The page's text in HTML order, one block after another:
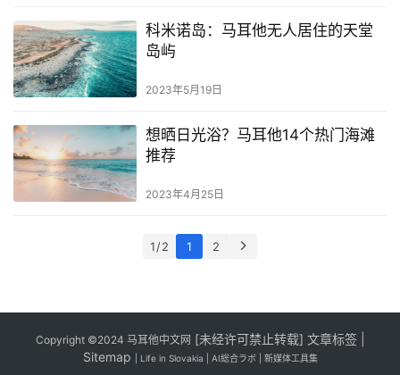
科米诺岛：马耳他无人居住的天堂
岛屿
2023年5月19日
想晒日光浴？马耳他14个热门海滩
推荐
2023年4月25日
1 / 2 1 2
Copyright ©2024 马耳他中文网 [未经许可禁止转载] 文章标签|
Sitemap
Life in Slovakia AI総合ラボ| 新媒体工具集